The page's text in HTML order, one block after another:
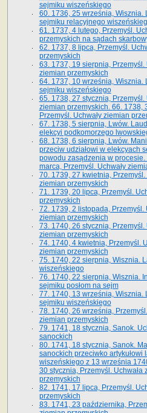
sejmiku wiszeńskiego
60. 1736, 25 września, Wisznia.
sejmiku relacyjnego
61. 1737, 4 lutego, Przemyśl.
przemyskich na sądach
62. 1737, 8 lipca, Przemyśl.
przemyskich
63. 1737, 19 sierpnia, Przemyśl.
ziemian przemyskich
64. 1737, 10 września, Wisznia.
sejmiku wiszeńskiego
65. 1738, 27 stycznia, Przemyśl.
ziemian przemyskich­­. 66. 1738,
Przemyśl. Uchwały ziemian
67. 1738, 5 sierpnia, Lwów.
elekcyi podkomorzego
68. 1738, 6 sierpnia, Lwów.
przeciw udziałowi w elekcyach
powodu zasądzenia w procesie.
marca, Przemyśl. Uchwały
70. 1739, 27 kwietnia, Przemyśl.
ziemian przemyskich
71. 1739, 20 lipca, Przemyśl.
przemyskich
72. 1739, 2 listopada, Przemyśl.
ziemian przemyskich
73. 1740, 26 stycznia, Przemyśl.
ziemian przemyskich
74. 1740, 4 kwietnia, Przemyśl.
ziemian przemyskich
75. 1740, 22 sierpnia, Wisznia.
wiszeńskiego
76. 1740, 22 sierpnia, Wisznia.
sejmiku posłom na sejm
77. 1740, 13 września, Wisznia.
sejmiku wiszeńskiego
78. 1740, 26 września,
ziemian przemyskich
79. 1741, 18 stycznia, Sanok.
sanockich
80. 1741, 18 stycznia, Sanok.
sanockich przeciwko artykułowi
wiszeńskiego z 13 wrze­śnia
30 stycznia, Przemyśl. Uchwała
przemyskich
82. 1741, 17 lipca, Przemyśl.
przemyskich
83. 1741, 23 października,